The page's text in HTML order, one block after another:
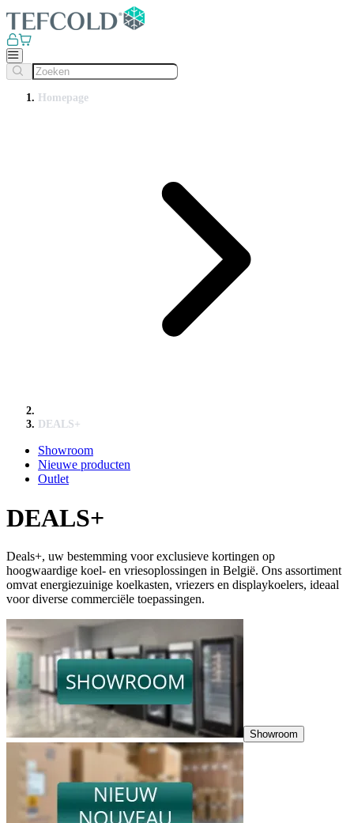
Homepage
DEALS+
Showroom
Nieuwe producten
Outlet
DEALS+
Deals+, uw bestemming voor exclusieve kortingen op
hoogwaardige koel- en vriesoplossingen in België. Ons assortiment
omvat energiezuinige koelkasten, vriezers en displaykoelers, ideaal
voor diverse commerciële toepassingen.
Showroom